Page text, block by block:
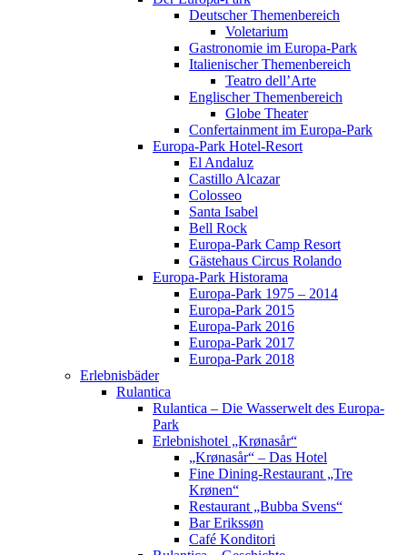
Deutscher Themenbereich
Voletarium
Gastronomie im Europa-Park
Italienischer Themenbereich
Teatro dell’Arte
Englischer Themenbereich
Globe Theater
Confertainment im Europa-Park
Europa-Park Hotel-Resort
El Andaluz
Castillo Alcazar
Colosseo
Santa Isabel
Bell Rock
Europa-Park Camp Resort
Gästehaus Circus Rolando
Europa-Park Historama
Europa-Park 1975 – 2014
Europa-Park 2015
Europa-Park 2016
Europa-Park 2017
Europa-Park 2018
Erlebnisbäder
Rulantica
Rulantica – Die Wasserwelt des Europa-
Park
Erlebnishotel „Krønasår“
„Krønasår“ – Das Hotel
Fine Dining-Restaurant „Tre
Krønen“
Restaurant „Bubba Svens“
Bar Erikssøn
Café Konditori